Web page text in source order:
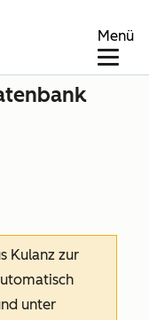
Menü
Kulanz zur
unter